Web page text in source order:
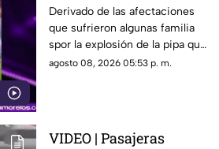
familias afectadas por
la explosión de pipa en
Cuernavaca
Derivado de las afectaciones
que sufrieron algunas familia
spor la explosión de la pipa que
transportaba gas LP,
agosto 08, 2026 05:53 p. m.
VIDEO | Pasajeras